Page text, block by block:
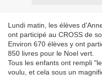
Lundi matin, les élèves
ont participé au CROSS de
Environ 670 élèves y ont
850 livres pour le Noel vert.
Tous les enfants ont rempli
voulu, et cela sous un